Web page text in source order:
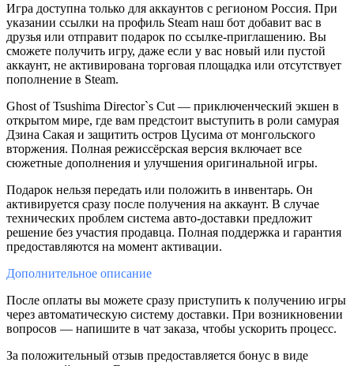
Игра доступна только для аккаунтов с регионом Россия. При
указании ссылки на профиль Steam наш бот добавит вас в
друзья или отправит подарок по ссылке-приглашению. Вы
сможете получить игру, даже если у вас новый или пустой
аккаунт, не активирована торговая площадка или отсутствует
пополнение в Steam.
Ghost of Tsushima Director`s Cut — приключенческий экшен в
открытом мире, где вам предстоит выступить в роли самурая
Дзина Сакая и защитить остров Цусима от монгольского
вторжения. Полная режиссёрская версия включает все
сюжетные дополнения и улучшения оригинальной игры.
Подарок нельзя передать или положить в инвентарь. Он
активируется сразу после получения на аккаунт. В случае
технических проблем система авто-доставки предложит
решение без участия продавца. Полная поддержка и гарантия
предоставляются на момент активации.
Дополнительное описание
После оплаты вы можете сразу приступить к получению игры
через автоматическую систему доставки. При возникновении
вопросов — напишите в чат заказа, чтобы ускорить процесс.
За положительный отзыв предоставляется бонус в виде